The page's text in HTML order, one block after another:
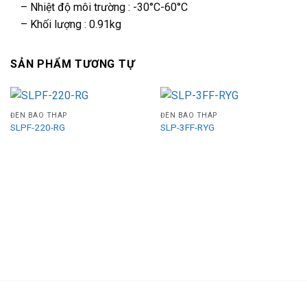
– Nhiệt độ môi trường : -30°C-60°C
– Khối lượng : 0.91kg
SẢN PHẨM TƯƠNG TỰ
ĐÈN BÁO THÁP
SLPF-220-RG
ĐÈN BÁO THÁP
SLP-3FF-RYG